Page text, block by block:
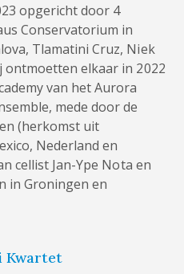
opgericht door 4
Conservatorium in
Tlamatini Cruz, Niek
ontmoetten elkaar in 2022
van het Aurora
mede door de
(herkomst uit
Nederland en
cellist Jan-Ype Nota en
in Groningen en
Kwartet